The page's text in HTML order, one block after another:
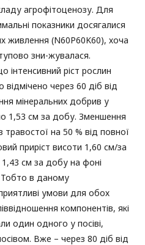
агрофітоценозу. Для
показники досягалися
живлення (N60P60K60), хоча
зни-жувалася.
ріст рослин
через 60 діб від
мінеральних добрив у
1,53 см за добу. Зменшення
на 50 % від повної
приріст висоти 1,60 см/за
см за добу на фоні
в даному
умови для обох
компонентів, які
один одного у посіві,
Вже – через 80 діб від